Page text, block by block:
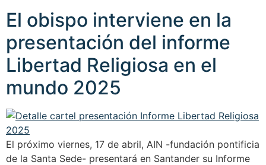
El obispo interviene en la
presentación del informe
Libertad Religiosa en el
mundo 2025
El próximo viernes, 17 de abril, AIN -fundación pontificia
de la Santa Sede- presentará en Santander su Informe